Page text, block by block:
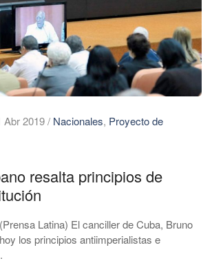
Abr 2019/ Nacionales, Proyecto de
resalta principios de
Latina) El canciller de Cuba, Bruno
los principios antiimperialistas e